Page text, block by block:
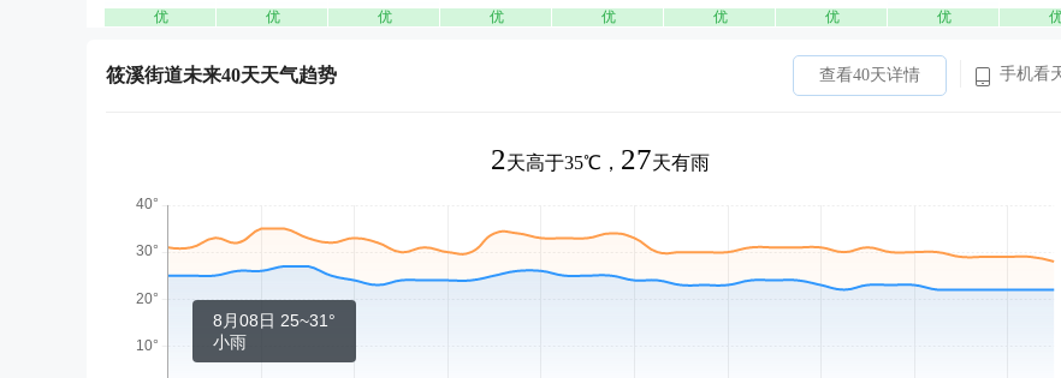
优
优
优
优
优
优
优
优
筱溪街道未来40天天气趋势 查看40天详情 手机看
2天高于35℃， 27天有雨
8月08日 25~31°
小雨